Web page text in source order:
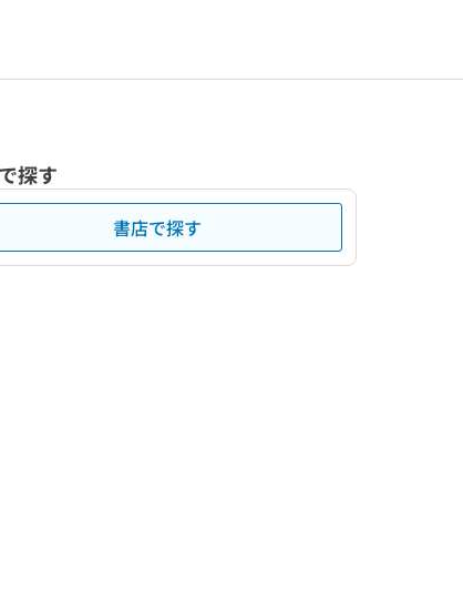
探す
書店で探す